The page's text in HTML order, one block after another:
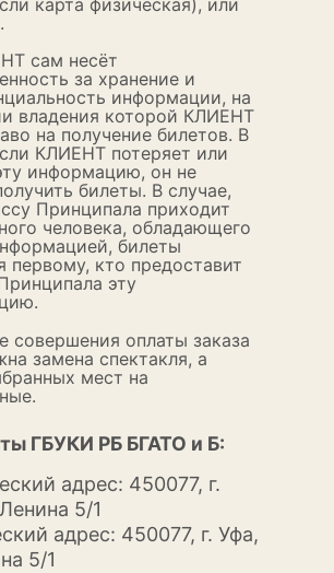
сам несёт
за хранение и
информации, на
владения которой КЛИЕНТ
на получение билетов. В
КЛИЕНТ потеряет или
информацию, он не
билеты. В случае,
Принципала приходит
человека, обладающего
билеты
первому, кто предоставит
эту
совершения оплаты заказа
замена спектакля, а
мест на
ГБУКИ РБ БГАТО и Б:
адрес: 450077, г.
5/1
адрес: 450077, г. Уфа,
5/1